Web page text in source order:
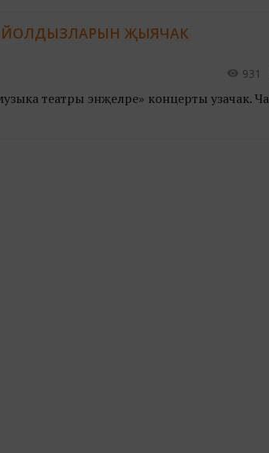
ЙОЛДЫЗЛАРЫН ҖЫЯЧАК
931
театры энҗеләре» концерты узачак.